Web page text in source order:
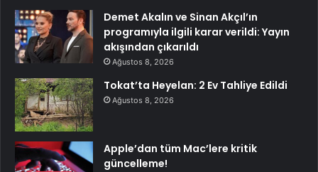
Demet Akalın ve Sinan Akçıl’ın
programıyla ilgili karar verildi: Yayın
akışından çıkarıldı
Ağustos 8, 2026
Tokat’ta Heyelan: 2 Ev Tahliye Edildi
Ağustos 8, 2026
Apple’dan tüm Mac’lere kritik
güncelleme!